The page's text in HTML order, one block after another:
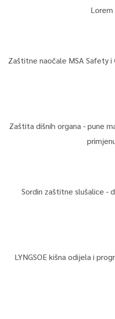
Zaštitne naočale MSA Safety
Zaštita dišnih organa - pune
Sordin zaštitne slušalice -
LYNGSOE kišna odijela i